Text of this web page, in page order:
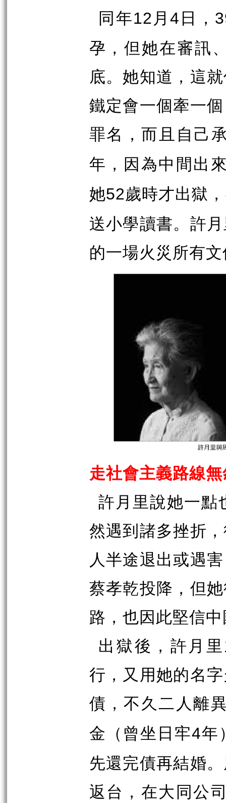
同年12 月4 日，
孕，但她在審訊
底。她知道，這
鐵定會一個牽一
罪名，而且自己
年，因為中間出
她52歲時才出獄
送小學讀書。許
的一場火災所有
走社會主義路線
許月里說她一點
然遇到諸多挫折
人半途退出或遇
蔡孝乾投降，但
路，也因此堅信
出獄後，許月
行，又用她的名
債，不久二人離
金（曾坐日牢4年
先還完債再結婚
返台，在大同公